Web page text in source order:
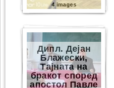
4 images
Дипл. Дејан
Блажески,
Тајната на
бракот според
апостол Павле